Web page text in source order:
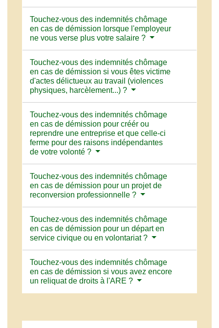
Touchez-vous des indemnités chômage
en cas de démission lorsque l'employeur
ne vous verse plus votre salaire ?
Touchez-vous des indemnités chômage
en cas de démission si vous êtes victime
d'actes délictueux au travail (violences
physiques, harcèlement...) ?
Touchez-vous des indemnités chômage
en cas de démission pour créér ou
reprendre une entreprise et que celle-ci
ferme pour des raisons indépendantes
de votre volonté ?
Touchez-vous des indemnités chômage
en cas de démission pour un projet de
reconversion professionnelle ?
Touchez-vous des indemnités chômage
en cas de démission pour un départ en
service civique ou en volontariat ?
Touchez-vous des indemnités chômage
en cas de démission si vous avez encore
un reliquat de droits à l'ARE ?